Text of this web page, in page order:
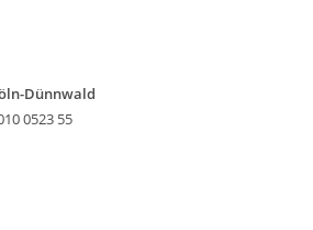
Dünnwald
0523 55